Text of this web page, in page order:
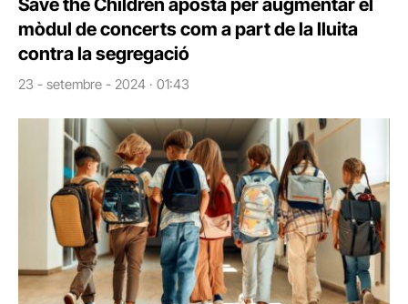
Save the Children aposta per augmentar el
mòdul de concerts com a part de la lluita
contra la segregació
23 - setembre - 2024 · 01:43